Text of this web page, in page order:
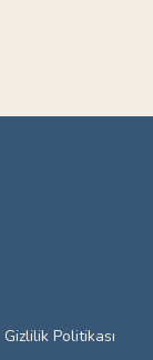
Gizlilik Politikası